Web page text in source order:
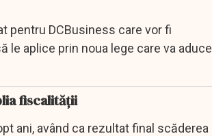
pentru DCBusiness care vor fi
le aplice prin noua lege care va aduce
fiscalităţii
ani, având ca rezultat final scăderea